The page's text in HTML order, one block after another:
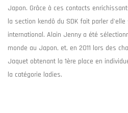
Japon. Grâce à ces contacts
la section kendô du SDK fait parler
international. Alain Jenny a été
monde au Japon, et, en 2011 lors des
Jaquet obtenant la 1ère place en
la catégorie ladies.